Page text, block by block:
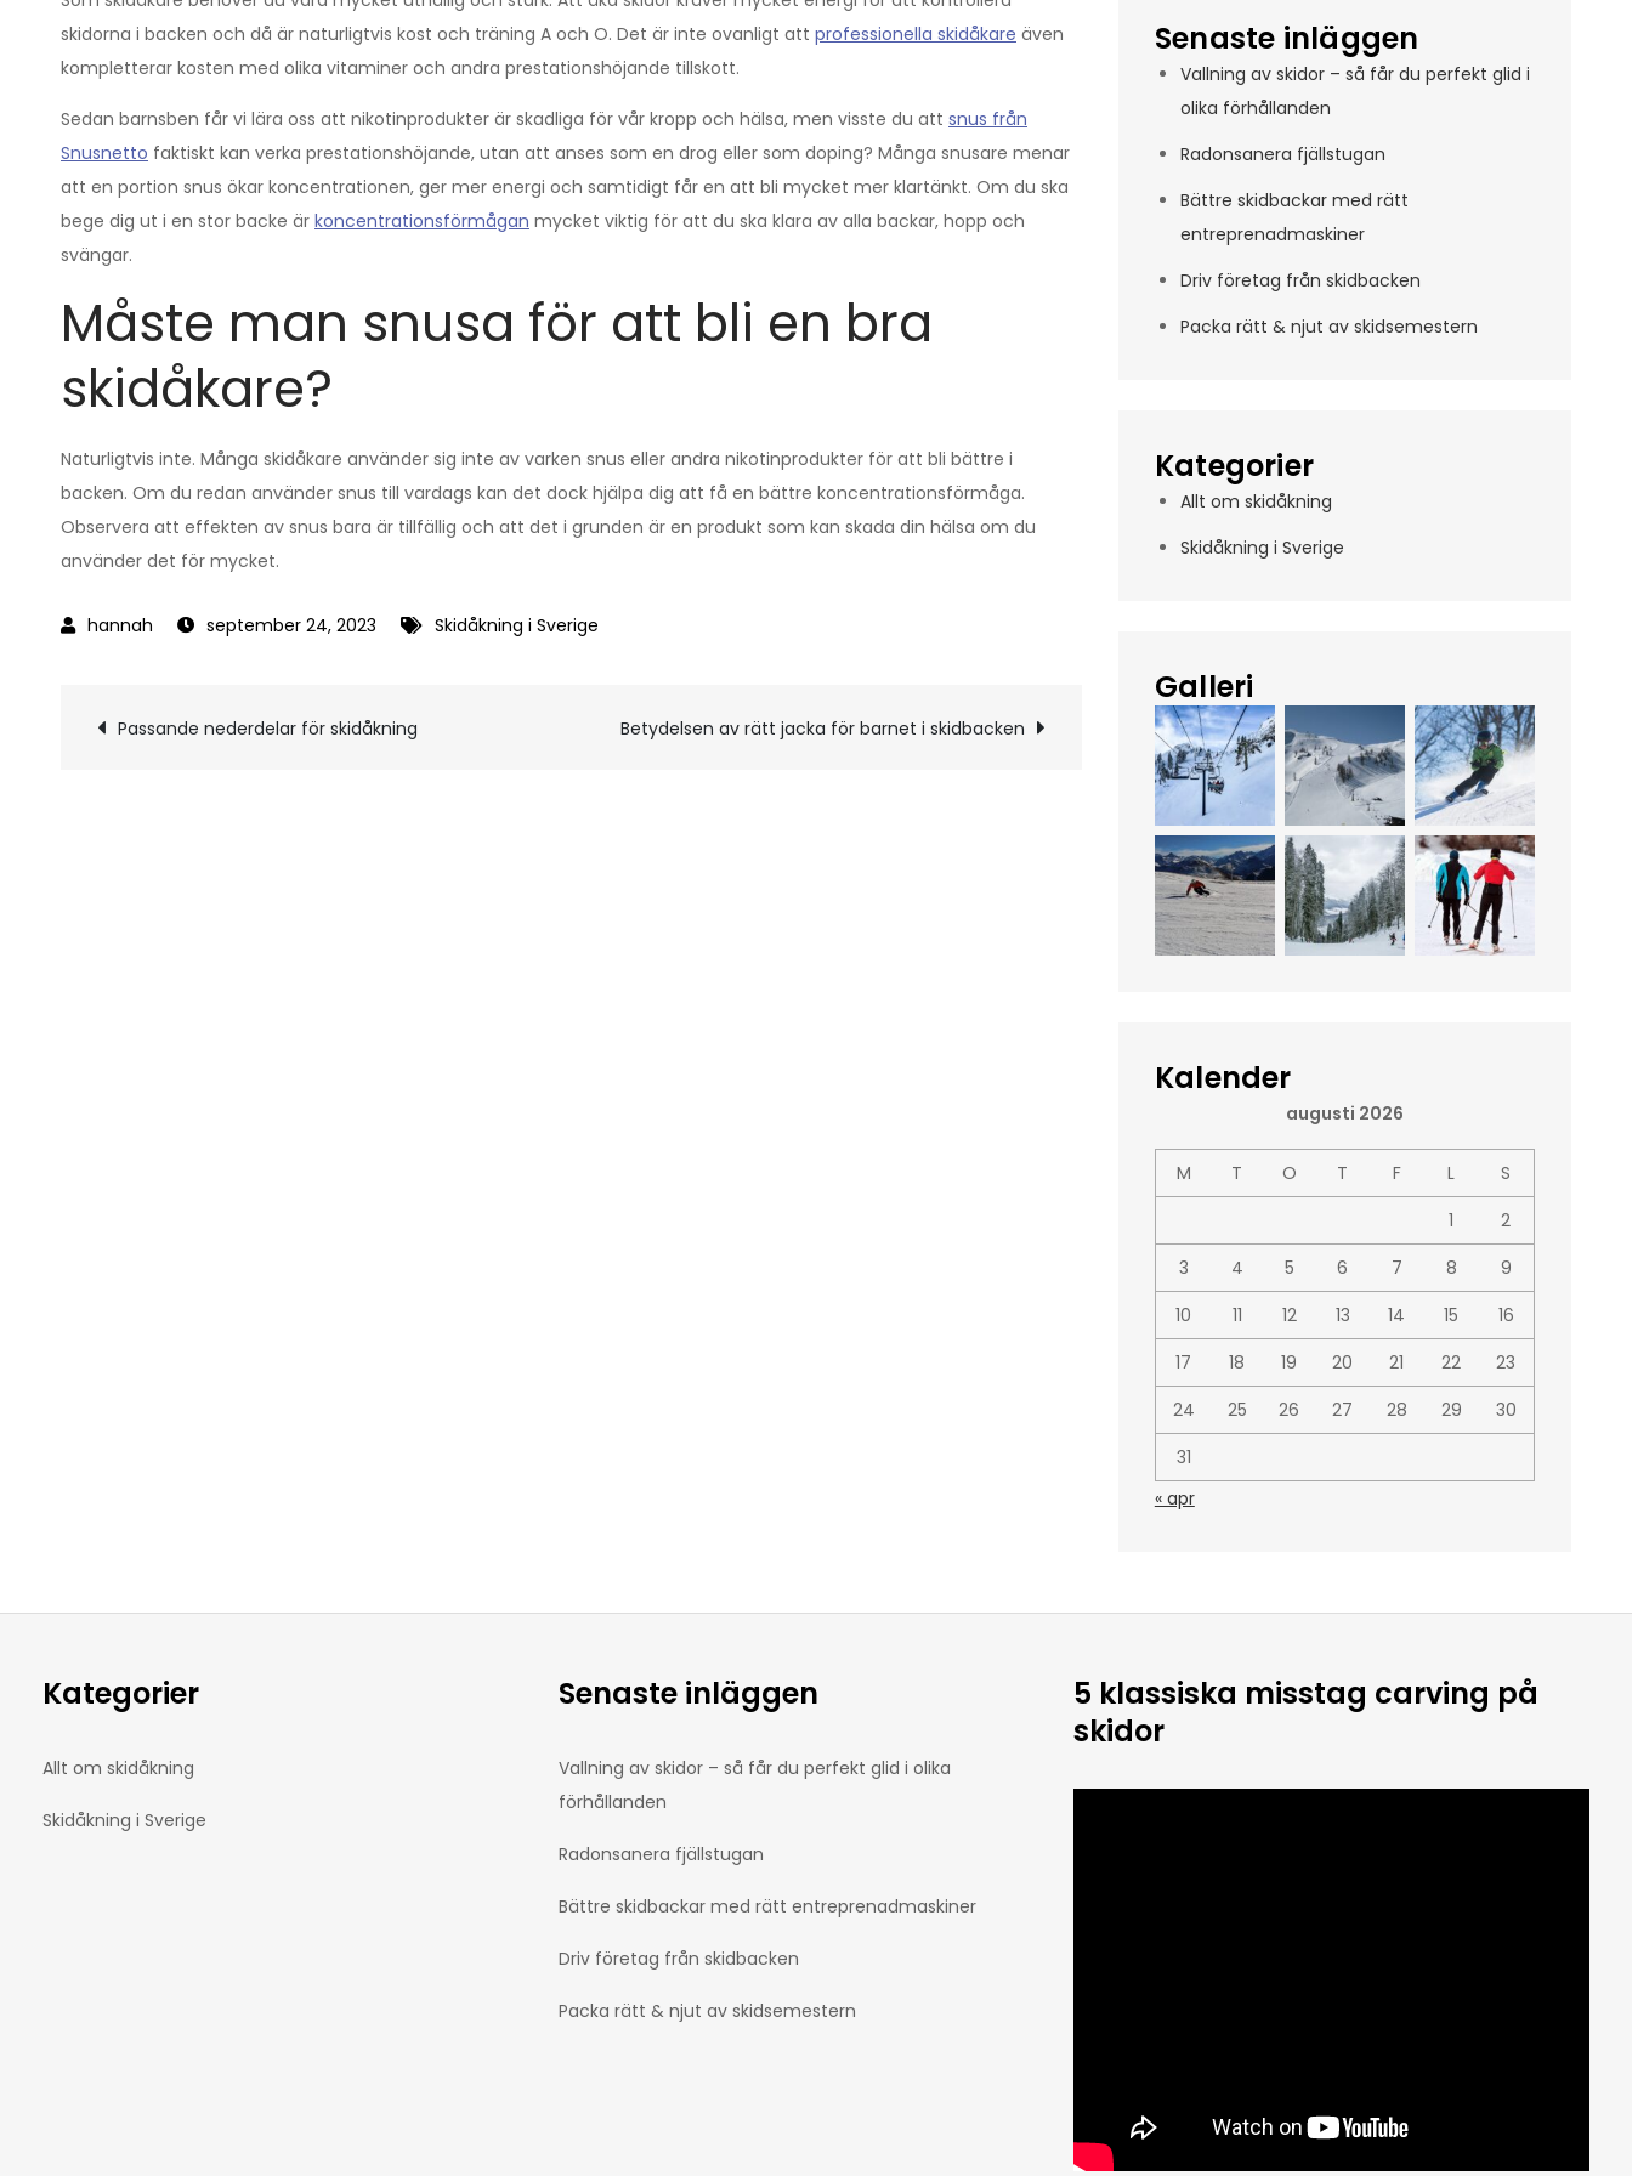
skidorna i backen och då är naturligtvis kost och träning A och O. Det är inte ovanligt att professionella skidåkare även
kompletterar kosten med olika vitaminer och andra prestationshöjande tillskott.
Sedan barnsben får vi lära oss att nikotinprodukter är skadliga för vår kropp och hälsa, men visste du att snus från
Snusnetto faktiskt kan verka prestationshöjande, utan att anses som en drog eller som doping? Många snusare menar
att en portion snus ökar koncentrationen, ger mer energi och samtidigt får en att bli mycket mer klartänkt. Om du ska
bege dig ut i en stor backe är koncentrationsförmågan mycket viktig för att du ska klara av alla backar, hopp och
svängar.
Måste man snusa för att bli en bra
skidåkare?
Naturligtvis inte. Många skidåkare använder sig inte av varken snus eller andra nikotinprodukter för att bli bättre i
backen. Om du redan använder snus till vardags kan det dock hjälpa dig att få en bättre koncentrationsförmåga.
Observera att effekten av snus bara är tillfällig och att det i grunden är en produkt som kan skada din hälsa om du
använder det för mycket.
september 24, 2023 Skidåkning i Sverige
Inläggsnavigering
Passande nederdelar för skidåkning Betydelsen av rätt jacka för barnet i skidbacken
Senaste inläggen
Vallning av skidor – så får du perfekt glid i
olika förhållanden
Radonsanera fjällstugan
Bättre skidbackar med rätt
entreprenadmaskiner
Driv företag från skidbacken
Packa rätt & njut av skidsemestern
Kategorier
Allt om skidåkning
Skidåkning i Sverige
Galleri
Kalender
augusti 2026
M T O T F L
S
1
2
3
4 5 6 7 8
9
10
11 12 13 14 15
16
17
18 19 20 21 22
23
24
25 26 27 28 29
30
31
« apr
Kategorier
Allt om skidåkning
Skidåkning i Sverige
Senaste inläggen
Vallning av skidor – så får du perfekt glid i olika
förhållanden
Radonsanera fjällstugan
Bättre skidbackar med rätt entreprenadmaskiner
Driv företag från skidbacken
Packa rätt & njut av skidsemestern
5 klassiska misstag carving på
skidor